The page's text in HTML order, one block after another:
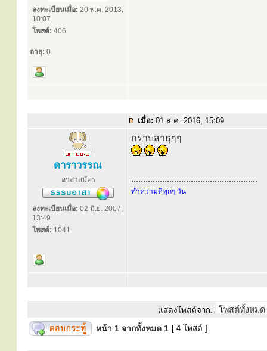
ลงทะเบียนเมื่อ: 20 พ.ค. 2013,
10:07
โพสต์: 406
อายุ: 0
เมื่อ: 01 ส.ค. 2016, 15:09
ดาราวรรณ
อาสาสมัคร
ลงทะเบียนเมื่อ: 02 มิ.ย. 2007,
13:49
โพสต์: 1041
กราบสาธุๆๆ
.....................................................
ทำความดีทุกๆ วัน
แสดงโพสต์จาก:
หน้า 1 จากทั้งหมด 1 [ 4 โพสต์ ]